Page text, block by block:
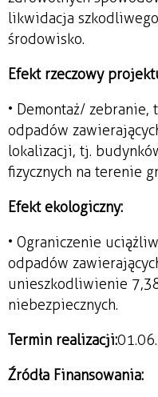
likwidacja
środowisko.
Efekt rzeczowy
• Demontaż/
odpadów
lokalizacji, tj.
fizycznych na terenie
Efekt ekologiczny:
• Ograniczenie
odpadów
unieszkodliwienie
niebezpiecznych.
Termin realizacji:
Źródła Finansowania: